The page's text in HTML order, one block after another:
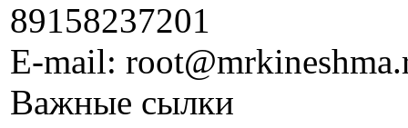
89158237201
E-mail:
Важные сылки